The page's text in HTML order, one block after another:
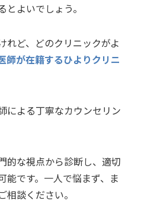
よいでしょう。
れど、どのクリニックがよ
師が在籍するひよりクリニ
による丁寧なカウンセリン
的な視点から診断し、適切
能です。一人で悩まず、ま
談ください。